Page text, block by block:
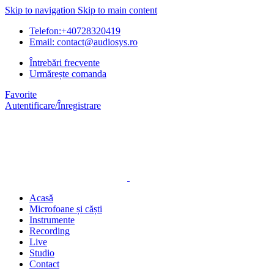
Skip to navigation Skip to main content
Telefon:+40728320419
Email: contact@audiosys.ro
Întrebări frecvente
Urmărește comanda
Favorite
Autentificare/Înregistrare
Acasă
Microfoane și căști
Instrumente
Recording
Live
Studio
Contact